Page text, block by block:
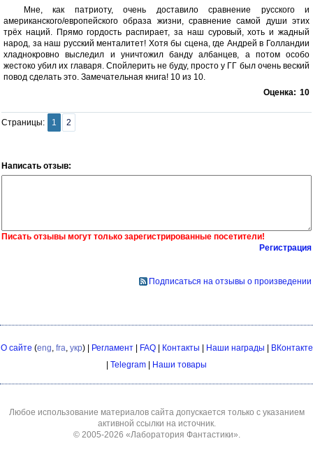
Мне, как патриоту, очень доставило сравнение русского и
американского/европейского образа жизни, сравнение самой души этих
трёх наций. Прямо гордость распирает, за наш суровый, хоть и жадный
народ, за наш русский менталитет! Хотя бы сцена, где Андрей в Голландии
хладнокровно выследил и уничтожил банду албанцев, а потом особо
жестоко убил их главаря. Спойлерить не буду, просто у ГГ был очень веский
повод сделать это. Замечательная книга! 10 из 10.
Оценка: 10
Страницы: 1 2
Написать отзыв:
Писать отзывы могут только зарегистрированные посетители!
Регистрация
Подписаться на отзывы о произведении
О сайте (eng fra укр) | Регламент| FAQ| Контакты | Наши награды | ВКонтакте
| Telegram | Наши товары
Любое использование материалов сайта допускается только с указанием
активной ссылки на источник.
© 2005-2026 «Лаборатория Фантастики»